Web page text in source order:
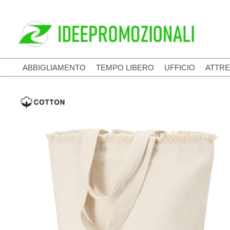
ABBIGLIAMENTO TEMPO LIBERO UFFICIO